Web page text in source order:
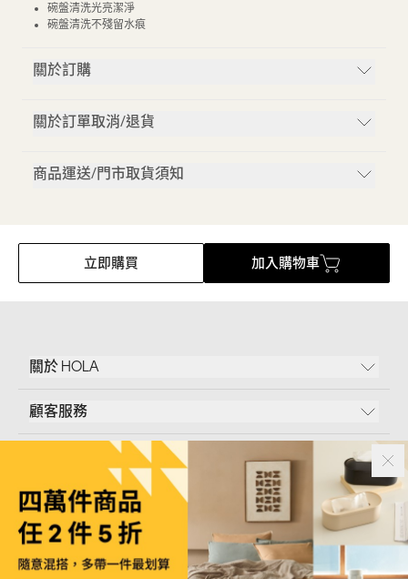
碗盤清洗光亮潔淨
碗盤清洗不殘留水痕
關於訂購
關於訂單取消/退貨
商品運送/門市取貨須知
立即購買 加入購物車
關於 HOLA
顧客服務
和樂家居股份有限公司｜臺北市內湖區新湖三路23號5樓
Follow Us